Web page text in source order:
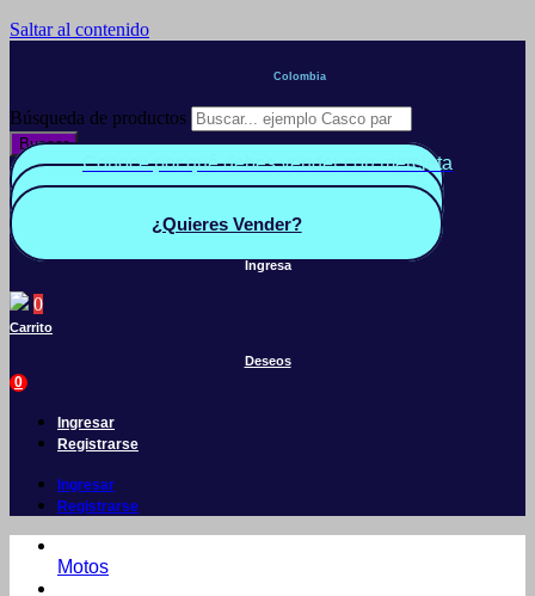
Saltar al contenido
Colombia
Búsqueda de productos
Buscar
Conoce por qué debes vender con mercleta
Quiero Vender
¿Quieres Vender?
Ingresa
0
Carrito
Deseos
0
Ingresar
Registrarse
Ingresar
Registrarse
Motos